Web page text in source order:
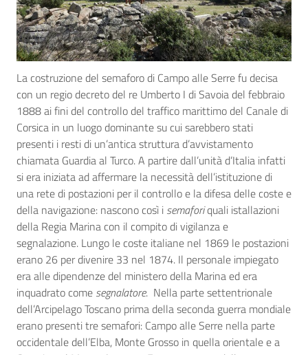
La costruzione del semaforo di Campo alle Serre fu decisa
con un regio decreto del re Umberto I di Savoia del febbraio
1888 ai fini del controllo del traffico marittimo del Canale di
Corsica in un luogo dominante su cui sarebbero stati
presenti i resti di un’antica struttura d’avvistamento
chiamata Guardia al Turco. A partire dall’unità d’Italia infatti
si era iniziata ad affermare la necessità dell’istituzione di
una rete di postazioni per il controllo e la difesa delle coste e
della navigazione: nascono così i semaforiquali istallazioni
della Regia Marina con il compito di vigilanza e
segnalazione. Lungo le coste italiane nel 1869 le postazioni
erano 26 per divenire 33 nel 1874. Il personale impiegato
era alle dipendenze del ministero della Marina ed era
inquadrato come segnalatore. Nella parte settentrionale
dell’Arcipelago Toscano prima della seconda guerra mondiale
erano presenti tre semafori: Campo alle Serre nella parte
occidentale dell’Elba, Monte Grosso in quella orientale e a